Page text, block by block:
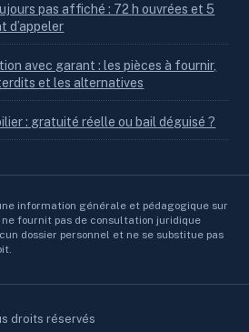
pas affiché : 72 h ouvrées et 5
d’appeler
avec garant : les pièces à fournir,
et les alternatives
: gratuité réelle ou bail déguisé ?
information générale et pédagogique sur
fournit pas de consultation juridique
dossier personnel et ne se substitue pas
droits réservés